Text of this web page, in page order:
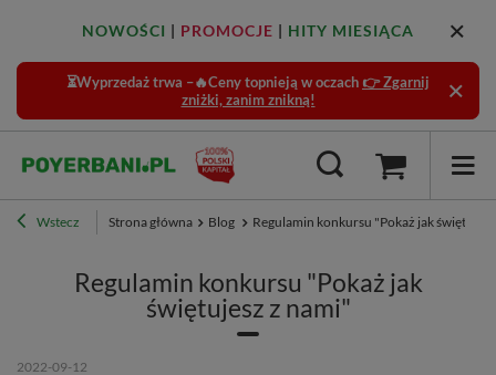
NOWOŚCI | PROMOCJE | HITY MIESIĄCA
⏳Wyprzedaż trwa –🔥Ceny topnieją w oczach 👉 Zgarnij
zniżki, zanim znikną!
Wstecz Strona główna Blog Regulamin konkursu "Pokaż jak
Regulamin konkursu "Pokaż jak
świętujesz z nami"
2022-09-12